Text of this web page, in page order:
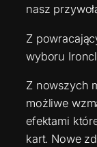
nasz
Z
wyboru
Z nowszych
możliwe
efektami
kart. Nowe